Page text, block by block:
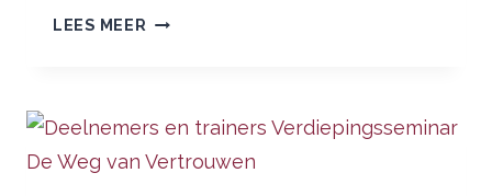
LEES MEER GUUSTA
STICHTING
LOGOSYNTHESE